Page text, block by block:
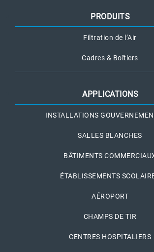
PRODUITS
Filtration de l’Air
Cadres & Boîtiers
APPLICATIONS
INSTALLATIONS
SALLES BLANCHES
BÂTIMENTS
ÉTABLISSEMENTS
AÉROPORT
CHAMPS DE TIR
CENTRES HOSPITALIERS